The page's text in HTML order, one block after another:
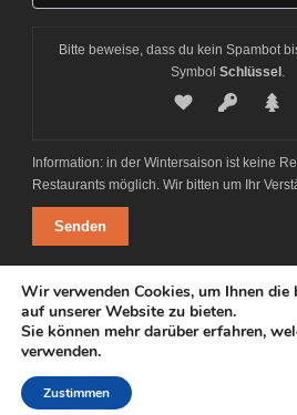
Bitte beweise, dass du kein Spambot
Symbol Schlüssel .
Information: in der Wintersaison ist keine
Restaurants möglich. Wir bitten um Ihr
Alternative:
© Copyright 2014-2024, Ski-Zürs-AG,
Arlberg
Wir verwenden Cookies, um Ihnen
auf unserer Website zu bieten.
Sie können mehr darüber erfahren,
verwenden.
Zustimmen